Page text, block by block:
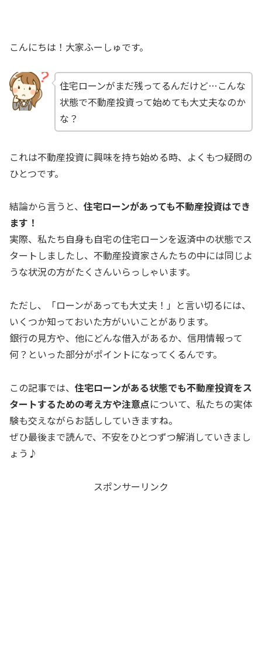
こんにちは！大家ふーしゅです。
住宅ローンがまだ残ってるんだけど…こんな
状態で不動産投資って始めても大丈夫なのか
な？
これは不動産投資に興味を持ち始める時、よくもつ疑問の
ひとつです。
結論から言うと、 住宅ローンがあっても不動産投資はでき
ます！
実際、私たち自身も自宅の住宅ローンを返済中の状態でス
タートしましたし、不動産投資家さんたちの中には同じよ
うな状況の方がたくさんいらっしゃいます。
ただし、「ローンがあっても大丈夫！」と言い切るには、
いくつか知っておいた方がいいことがあります。
銀行の見方や、他にどんな借入があるか、信用情報って
何？といった部分がポイントになってくるんです。
この記事では、 住宅ローンがある状態でも不動産投資をス
タートするための考え方や注意点について、私たちの実体
験も交えながらお話ししていきますね。
ぜひ最後まで読んで、不安をひとつずつ解消していきまし
ょう♪
スポンサーリンク